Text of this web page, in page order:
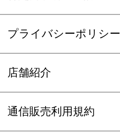
プライバシーポリシー
店舗紹介
通信販売利用規約